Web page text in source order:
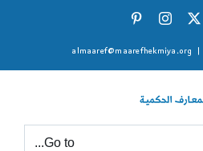
X
Instagram
almaaref@maarefhekmiya.org
Go to...